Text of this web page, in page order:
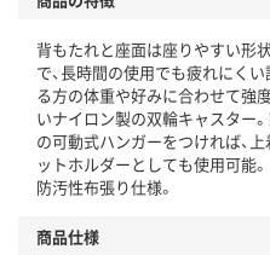
背もたれと座面は座りやすい形
で、長時間の使用でも疲れにく
る方の体重や好みに合わせて強
いナイロン製の双輪キャスター
の可動式ハンガーをつければ、
ットホルダーとしても使用可能
防汚性布張り仕様。
商品仕様